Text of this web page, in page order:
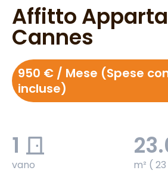
Affitto
Cannes
950 € / Mese (Spese
incluse)
1
vano m² (